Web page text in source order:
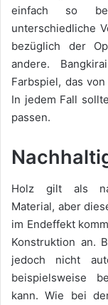
einfach so
unterschiedliche
bezüglich der
andere.
Farbspiel, das
In jedem Fall
passen.
Holz gilt als
Material, aber
im Endeffekt
Konstruktion an.
jedoch nicht
beispielsweise
kann. Wie bei